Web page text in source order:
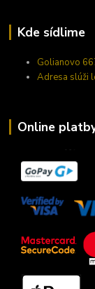
Kde sídlime
Golianovo
Adresa slúži
Online